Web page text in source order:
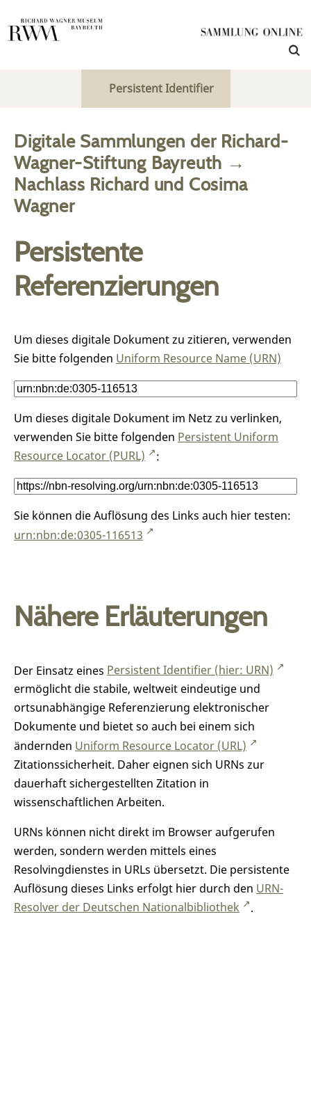
Persistent Identifier
Digitale Sammlungen der Richard-
Wagner-Stiftung Bayreuth →
Nachlass Richard und Cosima
Wagner
Persistente
Referenzierungen
Um dieses digitale Dokument zu zitieren, verwenden
Sie bitte folgenden Uniform Resource Name (URN)
Um dieses digitale Dokument im Netz zu verlinken,
verwenden Sie bitte folgenden Persistent Uniform
Resource Locator (PURL)
:
Sie können die Auflösung des Links auch hier testen:
urn:nbn:de:0305-116513
Nähere Erläuterungen
Der Einsatz eines Persistent Identifier (hier: URN)
ermöglicht die stabile, weltweit eindeutige und
ortsunabhängige Referenzierung elektronischer
Dokumente und bietet so auch bei einem sich
ändernden Uniform Resource Locator (URL)
Zitationssicherheit. Daher eignen sich URNs zur
dauerhaft sichergestellten Zitation in
wissenschaftlichen Arbeiten.
URNs können nicht direkt im Browser aufgerufen
werden, sondern werden mittels eines
Resolvingdienstes in URLs übersetzt. Die persistente
Auflösung dieses Links erfolgt hier durch den URN-
Resolver der Deutschen Nationalbibliothek
.